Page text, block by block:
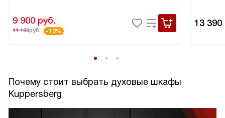
9 900 руб.
11 190руб. -12%
13 390
Почему стоит выбрать духовые шкафы
Kuppersberg